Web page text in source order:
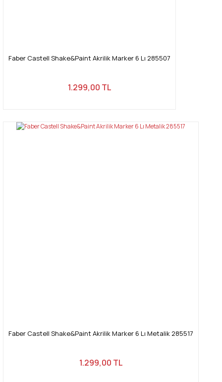
Faber Castell Shake&Paint Akrilik Marker 6 Lı 285507
1.299,00 TL
Faber Castell Shake&Paint Akrilik Marker 6 Lı Metalik 285517
1.299,00 TL